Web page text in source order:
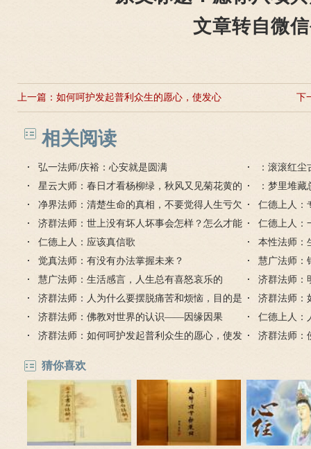
文章转自微
上一篇： 如何呵护发起普利众生的愿心，使发心 下
相关阅读
弘一法师/庆裕：心安就是圆满
：滚滚红
星云大师：春日才看杨柳绿，秋风又见菊花黄的
解释
：梦里堆
净界法师：清楚生命的真相，不要觉得人生亏欠
了我们
仁德上人：
济群法师：世上没有坏人坏事会怎样？怎么才能
包容所有人？
仁德上人：
仁德上人：应该真信歌
本性法师：
觉真法师：有没有办法掌握未来？
慧广法师：
慧广法师：生活感言，人生总有喜怒哀乐的
济群法师：
吗？
济群法师：人为什么要摆脱痛苦和烦恼，目的是
什么？
济群法师：
情的朋友？
济群法师：佛教对世界的认识——因缘因果
仁德上人：
济群法师：如何呵护发起普利众生的愿心，使发
济群法师：
猜你喜欢